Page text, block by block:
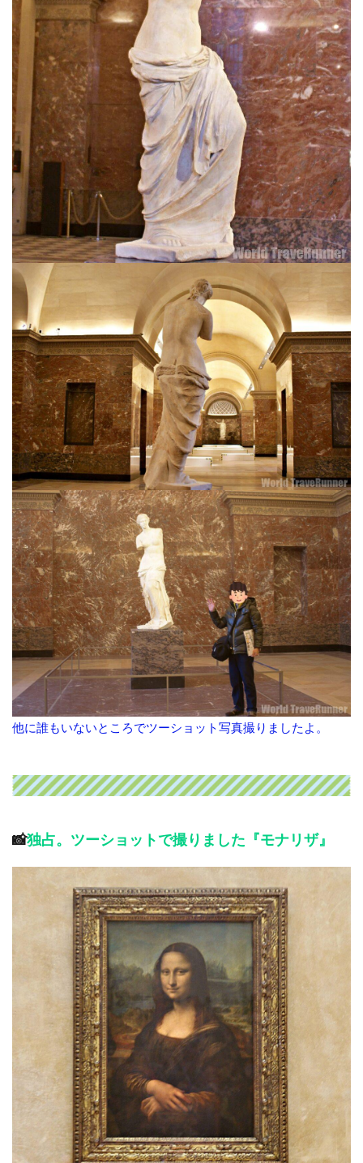
他に誰もいないところでツーショット写真撮りましたよ。
📸独占。ツーショットで撮りました『モナリザ』